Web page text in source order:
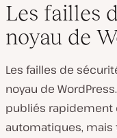
Les failles
noyau de
Les failles de
noyau de
publiés rapidement
automatiques, mais